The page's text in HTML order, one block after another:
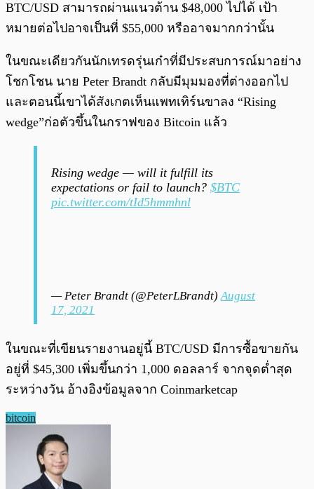
BTC/USD สามารถผ่านแนวต้าน $48,000 ไปได้ เป้า
หมายต่อไปอาจเป็นที่ $55,000 หรืออาจมากกว่านั้น
ในขณะเดียวกันนักเทรดรุ่นเก๋าที่มีประสบการณ์มาอย่าง
โชกโชน นาย Peter Brandt กลับมีมุมมองที่ต่างออกไป
และตอนนี้เขาได้สังเกตเห็นแพทเทิร์นขาลง “Rising
wedge”ก่อตัวขึ้นในกราฟของ Bitcoin แล้ว
Rising wedge — will it fulfill its
expectations or fail to launch? $BTC
pic.twitter.com/tId5hmmhnl
— Peter Brandt (@PeterLBrandt)August
17, 2021
ในขณะที่เขียนรายงานอยู่นี้ BTC/USD มีการซื้อขายกัน
อยู่ที่ $45,300 เพิ่มขึ้นกว่า 1,000 ดอลลาร์ จากจุดต่ำสุด
ระหว่างวัน อ้างอิงข้อมูลจาก Coinmarketcap
bitcoin